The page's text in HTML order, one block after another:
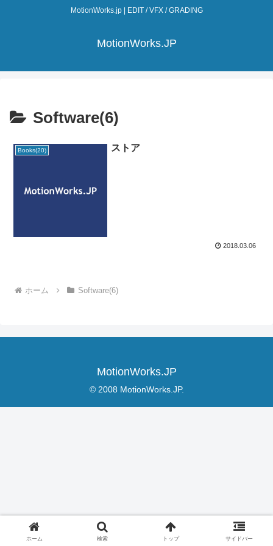
MotionWorks.jp | EDIT / VFX / GRADING
MotionWorks.JP
Software(6)
Books(20) ストア
2018.03.06
ホーム Software(6)
MotionWorks.JP
© 2008 MotionWorks.JP.
ホーム 検索 トップ サイドバー